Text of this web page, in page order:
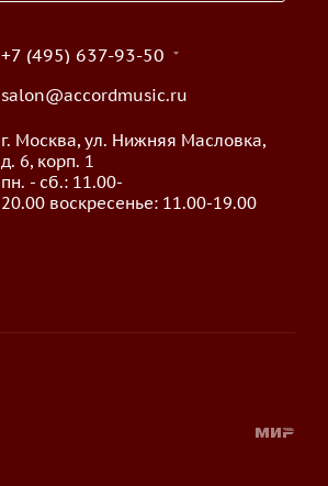
+7 (495) 637-93-50
salon@accordmusic.ru
г. Москва, ул. Нижняя Масловка,
д. 6, корп. 1
пн. - сб.: 11.00-
20.00 воскресенье: 11.00-19.00